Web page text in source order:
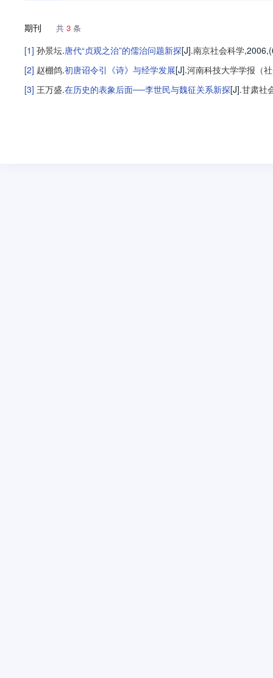
期刊 共 3 条
[1] 孙景坛.唐代“贞观之治”的儒治问题新探[J].南京社会科学
[2] 赵棚鸽.初唐诏令引《诗》与经学发展[J].河南科技大学学报（
[3] 王万盛.在历史的表象后面──李世民与魏征关系新探[J].甘肃社